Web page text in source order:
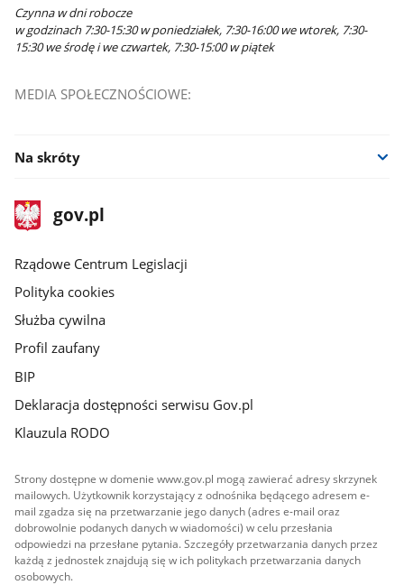
Czynna w dni robocze
w godzinach 7:30-15:30 w poniedziałek, 7:30-16:00 we wtorek, 7:30-
15:30 we środę i we czwartek, 7:30-15:00 w piątek
MEDIA SPOŁECZNOŚCIOWE:
Na skróty
stopka
gov.plStrona
gov.pl
Rządowe Centrum Legislacji
Polityka cookies
Służba cywilna
Profil zaufany
BIP
Deklaracja dostępności serwisu Gov.pl
Klauzula RODO
Strony dostępne w domenie www.gov.pl mogą zawierać adresy skrzynek
mailowych. Użytkownik korzystający z odnośnika będącego adresem e-
mail zgadza się na przetwarzanie jego danych (adres e-mail oraz
dobrowolnie podanych danych w wiadomości) w celu przesłania
odpowiedzi na przesłane pytania. Szczegóły przetwarzania danych przez
każdą z jednostek znajdują się w ich politykach przetwarzania danych
osobowych.